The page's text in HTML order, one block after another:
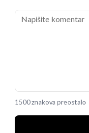
1500 znakova preostalo